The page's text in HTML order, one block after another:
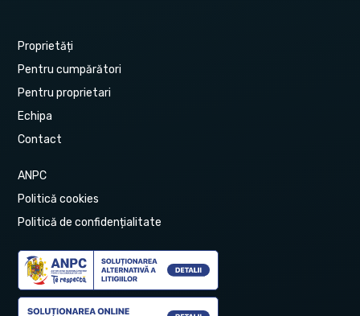
Proprietăți
Pentru cumpărători
Pentru proprietari
Echipa
Contact
ANPC
Politică cookies
Politică de confidențialitate